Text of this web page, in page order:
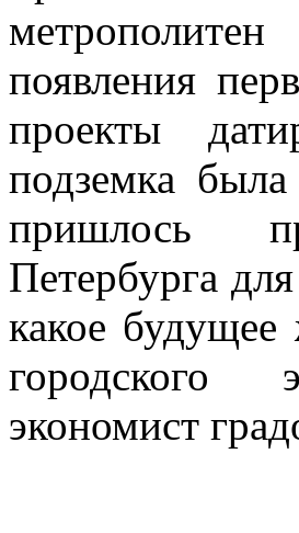
появления
проекты
подземка
пришлось
Петербурга
какое
городского
экономист